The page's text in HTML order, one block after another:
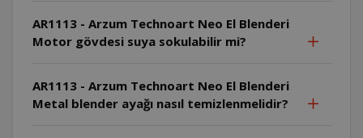
AR1113 - Arzum Technoart Neo El Blenderi
Motor gövdesi suya sokulabilir mi?
AR1113 - Arzum Technoart Neo El Blenderi
Metal blender ayağı nasıl temizlenmelidir?